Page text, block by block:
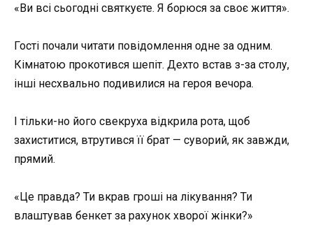
«Ви всі сьогодні святкуєте. Я борюся за своє життя».
Гості почали читати повідомлення одне за одним.
Кімнатою прокотився шепіт. Дехто встав з-за столу,
інші несхвально подивилися на героя вечора.
І тільки-но його свекруха відкрила рота, щоб
захиститися, втрутився її брат — суворий, як завжди,
прямий.
«Це правда? Ти вкрав гроші на лікування? Ти
влаштував бенкет за рахунок хворої жінки?»